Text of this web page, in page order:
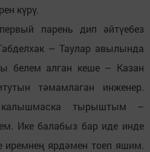
күрү.
парень дип әйтүебез
– Таулар авылында
белем алган кеше – Казан
тәмамлаган инженер.
тырыштым –
Ике балабыз бар иде инде
иремнең ярдәмен тоеп яшим.